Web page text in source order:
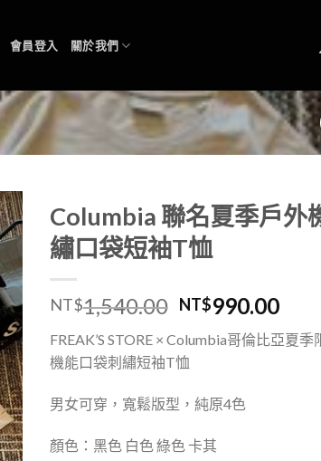
會員登入 關於我們
Columbia 聯名夏季戶外
繡口袋短袖T恤
NT$1,540.00 NT$990.00
FREAK’S STORE × Columbia哥倫比亞夏季
機能口袋刺繡短袖T恤
男女可穿，寬鬆版型，純原4色
顏色：黑色 白色 綠色 卡其